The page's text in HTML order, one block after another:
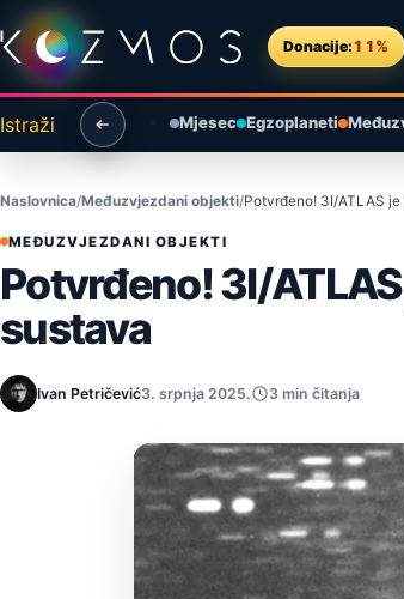
Preskoči na sadržaj
Donacije: 11%
Istraži Mjesec Egzoplaneti
Naslovnica Međuzvjezdani objekti Potvrđeno! 3I/ATLAS
MEĐUZVJEZDANI OBJEKTI
Potvrđeno! 3I/
sustava
Ivan Petričević3. srpnja 2025. 3 min čitanja